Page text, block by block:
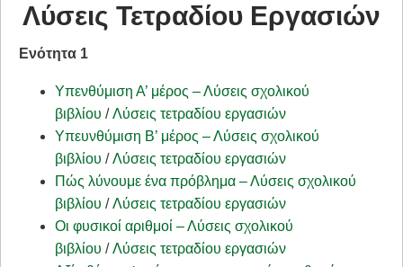
Λύσεις Τετραδίου Εργασιών
Ενότητα 1
Υπενθύμιση Α’ μέρος – Λύσεις σχολικού
βιβλίου /Λύσεις τετραδίου εργασιών
Υπευνθύμιση Β’ μέρος – Λύσεις σχολικού
βιβλίου /Λύσεις τετραδίου εργασιών
Πώς λύνουμε ένα πρόβλημα – Λύσεις σχολικού
βιβλίου /Λύσεις τετραδίου εργασιών
Οι φυσικοί αριθμοί – Λύσεις σχολικού
βιβλίου /Λύσεις τετραδίου εργασιών